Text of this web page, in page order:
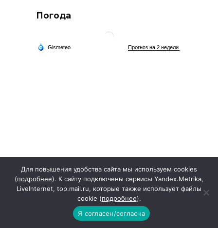
Погода
Архив новостей
Для повышения удобства сайта мы используем cookies
(подробнее). К сайту подключены сервисы Yandex.Metrika,
LiveInternet, top.mail.ru, которые также использует файлы
cookie (подробнее).
Я согласен/согласна